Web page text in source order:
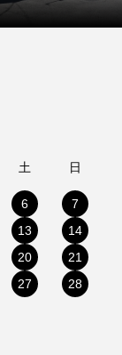
土 日
6
7
13
14
20
21
27 28